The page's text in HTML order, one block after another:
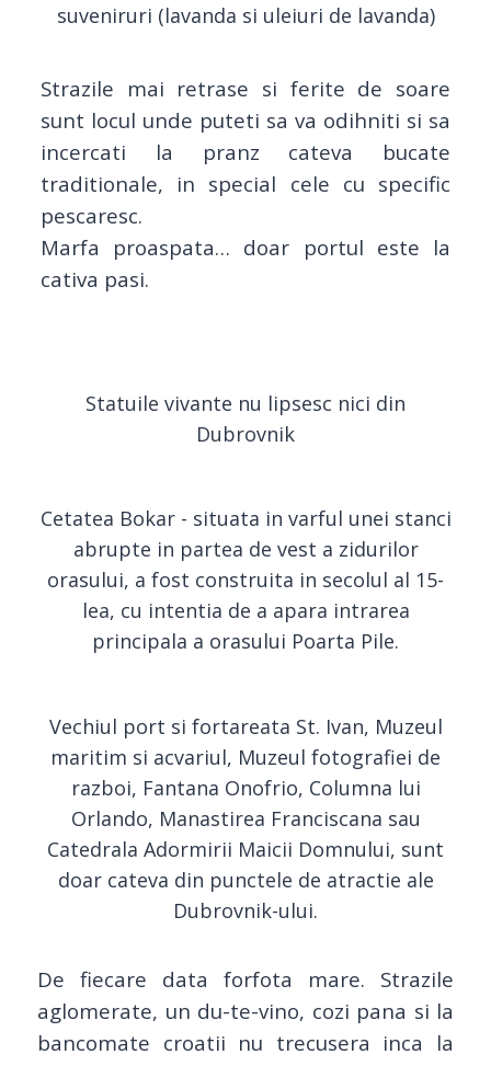
suveniruri (lavanda si uleiuri de lavanda)
Strazile mai retrase si ferite de soare
sunt locul unde puteti sa va odihniti si sa
incercati la pranz cateva bucate
traditionale, in special cele cu specific
pescaresc.
Marfa proaspata… doar portul este la
cativa pasi.
Statuile vivante nu lipsesc nici din
Dubrovnik
Cetatea Bokar - situata in varful unei stanci
abrupte in partea de vest a zidurilor
orasului, a fost construita in secolul al 15-
lea, cu intentia de a apara intrarea
principala a orasului Poarta Pile.
Vechiul port si fortareata St. Ivan, Muzeul
maritim si acvariul, Muzeul fotografiei de
razboi, Fantana Onofrio, Columna lui
Orlando, Manastirea Franciscana sau
Catedrala Adormirii Maicii Domnului, sunt
doar cateva din punctele de atractie ale
Dubrovnik-ului.
De fiecare data forfota mare. Strazile
aglomerate, un du-te-vino, cozi pana si la
bancomate croatii nu trecusera inca la